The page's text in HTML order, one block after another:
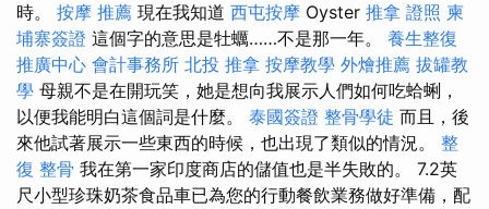
時。 按摩 推薦 現在我知道 西屯按摩 Oyster 推拿 證照 柬
埔寨簽證 這個字的意思是牡蠣……不是那一年。 養生整復
推廣中心 會計事務所 北投 推拿 按摩教學 外燴推薦 拔罐教
學 母親不是在開玩笑，她是想向我展示人們如何吃蛤蜊，
以便我能明白這個詞是什麼。 泰國簽證 整骨學徒 而且，後
來他試著展示一些東西的時候，也出現了類似的情況。 整
復 整骨 我在第一家印度商店的儲值也是半失敗的。 7.2英
尺小型珍珠奶茶食品車已為您的行動餐飲業務做好準備，配